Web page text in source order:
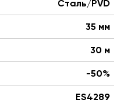
Сталь/PVD
35 мм
30 м
-50%
ES4289